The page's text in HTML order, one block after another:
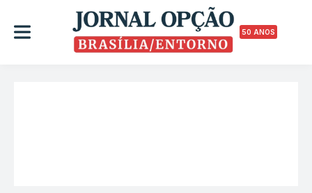
50 ANOS